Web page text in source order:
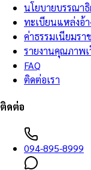
นโยบายบรรณาธิ
ทะเบียนแหล่งอ้า
ค่าธรรมเนียมรา
รายงานคุณภาพ
FAQ
ติดต่อเรา
ติดต่อ
094-895-8999